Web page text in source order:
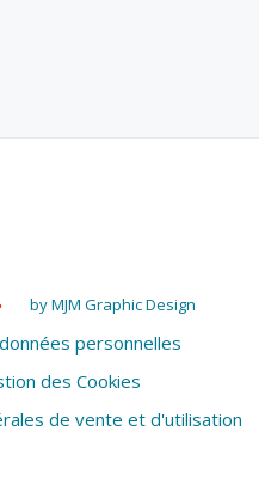
by MJM Graphic Design
personnelles
des Cookies
de vente et d'utilisation